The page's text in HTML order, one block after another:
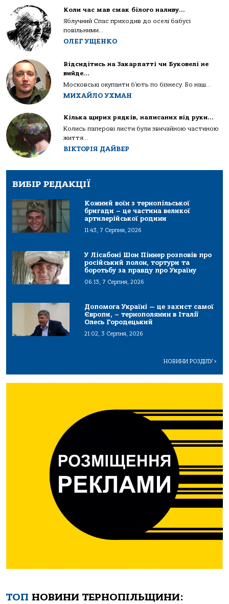
Коли час мав смак білого наливу…
Яблучний Спас приходив до оселі бабусі
повільними...
ОЛЕГ УЩЕНКО
Відсидітись на Закарпатті чи Буковелі не
вийде…
Московські окупанти б’ють по бізнесу. Бо наш...
МИХАЙЛО УХМАН
Кілька щирих рядків, написаних від руки…
Колись паперові листи були звичайною частиною
життя...
ВІКТОРІЯ ДАЙВЕР
ВИБІР РЕДАКЦІЇ
Кожний воїн з тернопільської
бригади – це частина великої
артилерійської родини
11:43, 7 Серпня, 2026
У Лісабоні Шон Піннер розповів про
російський полон, тортури та
боротьбу за правду про Україну
06:13, 7 Серпня, 2026
Допомога Україні — це захист самої
Європи, – тернополянин в Італії
Олесь Городецький
21:02, 3 Серпня, 2026
НОВИНИ РОЗДІЛУ>
ТОП НОВИНИ ТЕРНОПІЛЬЩИНИ: